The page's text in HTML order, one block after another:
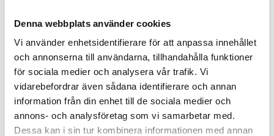
Denna webbplats använder cookies
Vi använder enhetsidentifierare för att anpassa innehållet
och annonserna till användarna, tillhandahålla funktioner
för sociala medier och analysera vår trafik. Vi
vidarebefordrar även sådana identifierare och annan
information från din enhet till de sociala medier och
annons- och analysföretag som vi samarbetar med.
Dessa kan i sin tur kombinera informationen med annan